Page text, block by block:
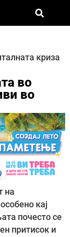
криза
во
во
на
кај
почесто се
притисок и